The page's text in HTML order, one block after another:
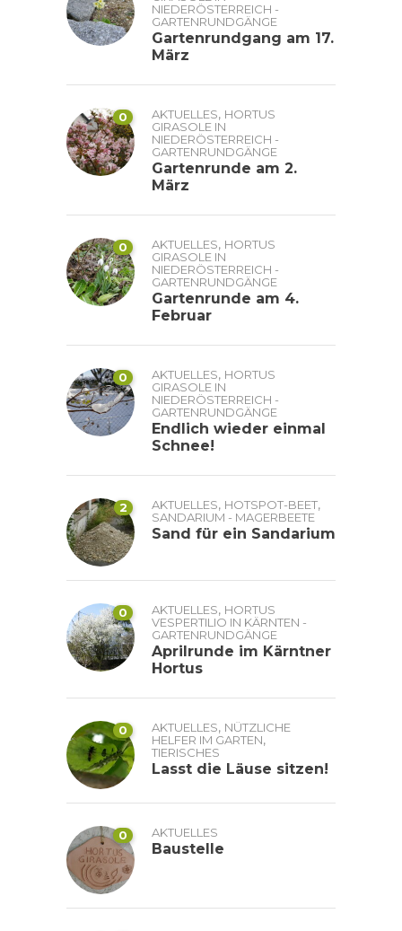
NIEDERÖSTERREICH -
GARTENRUNDGÄNGE
Gartenrundgang am 17.
März
0 AKTUELLES, HORTUS
GIRASOLE IN
NIEDERÖSTERREICH -
GARTENRUNDGÄNGE
Gartenrunde am 2.
März
0 AKTUELLES, HORTUS
GIRASOLE IN
NIEDERÖSTERREICH -
GARTENRUNDGÄNGE
Gartenrunde am 4.
Februar
0 AKTUELLES, HORTUS
GIRASOLE IN
NIEDERÖSTERREICH -
GARTENRUNDGÄNGE
Endlich wieder einmal
Schnee!
2 AKTUELLES, HOTSPOT-BEET,
SANDARIUM - MAGERBEETE
Sand für ein Sandarium
0 AKTUELLES, HORTUS
VESPERTILIO IN KÄRNTEN -
GARTENRUNDGÄNGE
Aprilrunde im Kärntner
Hortus
0 AKTUELLES, NÜTZLICHE
HELFER IM GARTEN,
TIERISCHES
Lasst die Läuse sitzen!
0 AKTUELLES
Baustelle